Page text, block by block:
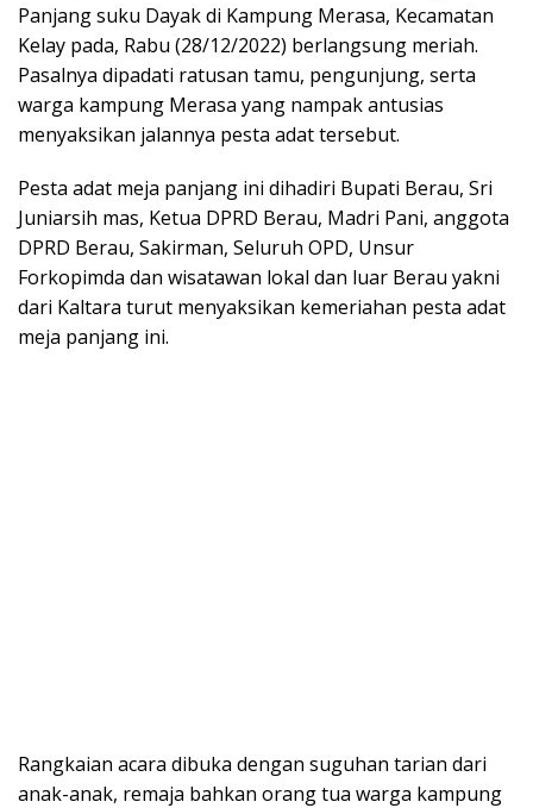
Panjang suku Dayak di Kampung Merasa, Kecamatan
Kelay pada, Rabu (28/12/2022) berlangsung meriah.
Pasalnya dipadati ratusan tamu, pengunjung, serta
warga kampung Merasa yang nampak antusias
menyaksikan jalannya pesta adat tersebut.
Pesta adat meja panjang ini dihadiri Bupati Berau, Sri
Juniarsih mas, Ketua DPRD Berau, Madri Pani, anggota
DPRD Berau, Sakirman, Seluruh OPD, Unsur
Forkopimda dan wisatawan lokal dan luar Berau yakni
dari Kaltara turut menyaksikan kemeriahan pesta adat
meja panjang ini.
Rangkaian acara dibuka dengan suguhan tarian dari
anak-anak, remaja bahkan orang tua warga kampung